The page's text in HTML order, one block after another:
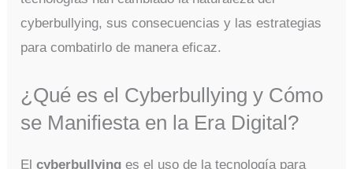
cyberbullying, sus consecuencias y las estrategias
para combatirlo de manera eficaz.
¿Qué es el Cyberbullying y Cómo
se Manifiesta en la Era Digital?
Elcyberbullying es el uso de la tecnología para